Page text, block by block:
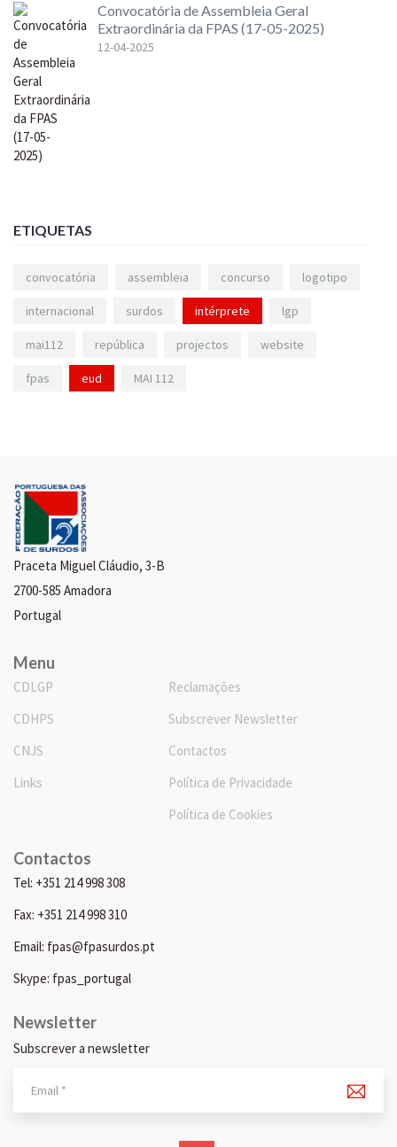
Convocatória de Assembleia Geral
Extraordinária da FPAS (17-05-2025)
12-04-2025
ETIQUETAS
convocatória assembleia concurso logotipo
internacional surdos intérprete lgp
mai112 república projectos website
fpas eud MAI 112
Praceta Miguel Cláudio, 3-B
2700-585 Amadora
Portugal
Menu
CDLGP
CDHPS
CNJS
Links
Reclamações
Subscrever Newsletter
Contactos
Política de Privacidade
Política de Cookies
Contactos
Tel: +351 214 998 308
Fax: +351 214 998 310
Email: fpas@fpasurdos.pt
Skype: fpas_portugal
Newsletter
Subscrever a newsletter